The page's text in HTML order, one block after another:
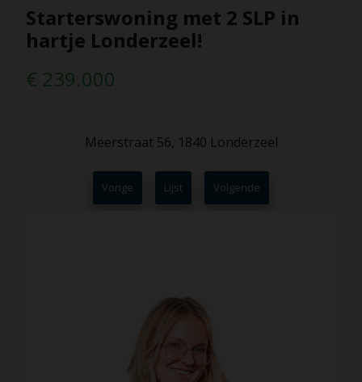
Starterswoning met 2 SLP in
hartje Londerzeel!
€ 239.000
Meerstraat 56, 1840 Londerzeel
Vorige Lijst Volgende